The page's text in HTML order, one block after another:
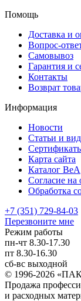
Помощь
Доставка и
Вопрос-
Самовывоз
Гарантия и
Контакты
Возврат
Информация
Новости
Статьи и
Карта сайта
Каталог BeA
Согласие
Обработка
+7 (351) 729-84-03
Перезвоните мне
Режим работы
пн-чт 8.30-17.30
пт 8.30-16.30
сб-вс выходной
© 1996-2026
Продажа
и расходных